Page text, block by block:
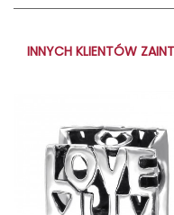
INNYCH KLIENTÓW